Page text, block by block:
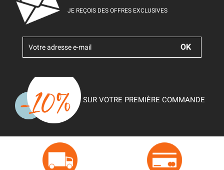
JE REÇOIS DES OFFRES EXCLUSIVES
SUR VOTRE PREMIÈRE COMMANDE